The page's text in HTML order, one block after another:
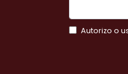
Autorizo o